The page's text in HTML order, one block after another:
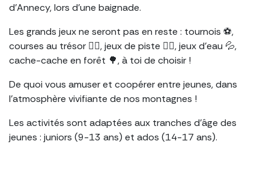
d’Annecy, lors d’une baignade.
Les grands jeux ne seront pas en reste : tournois ⚽,
courses au trésor 🏴‍☠️, jeux de piste 🕵️‍♀️, jeux d’eau 💦,
cache-cache en forêt 🌳, à toi de choisir !
De quoi vous amuser et coopérer entre jeunes, dans
l’atmosphère vivifiante de nos montagnes !
Les activités sont adaptées aux tranches d'âge des
jeunes : juniors (9-13 ans) et ados (14-17 ans).